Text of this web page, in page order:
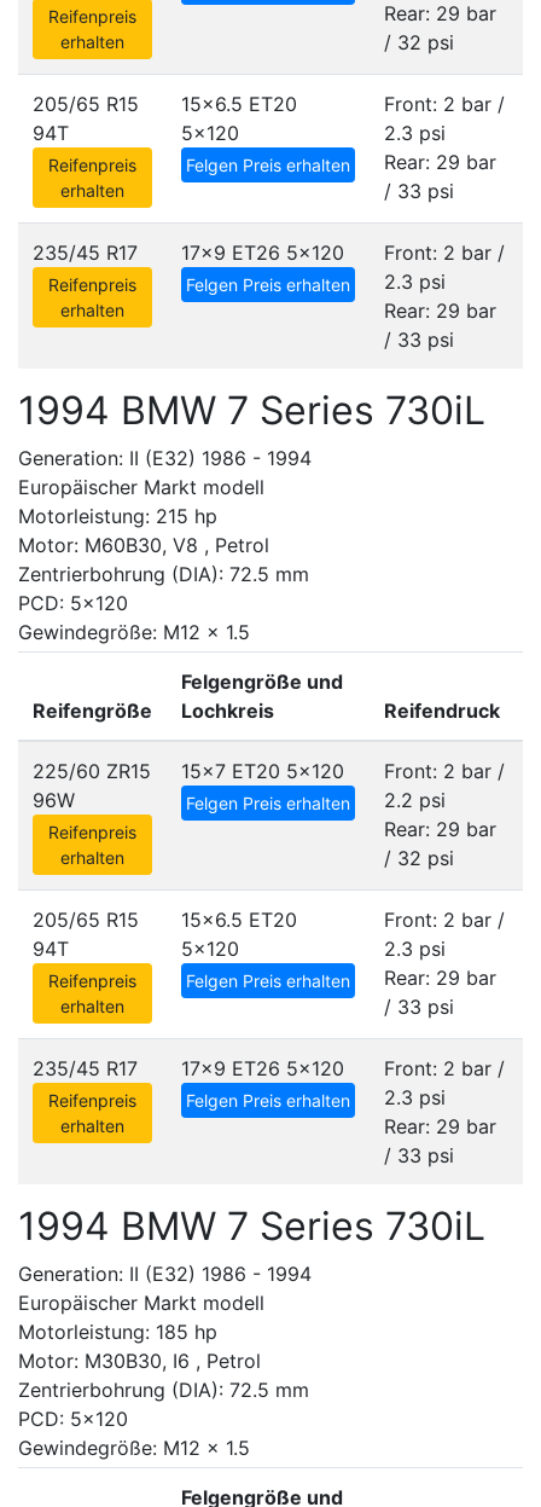
Reifenpreis
erhalten
Rear: 29 bar
/ 32 psi
205/65 R15
94T
Reifenpreis
erhalten
15x6.5 ET20
5x120
Felgen Preis erhalten
Front: 2 bar /
2.3 psi
Rear: 29 bar
/ 33 psi
235/45 R17
Reifenpreis
erhalten
17x9 ET26 5x120
Felgen Preis erhalten
Front: 2 bar /
2.3 psi
Rear: 29 bar
/ 33 psi
1994 BMW 7 Series 730iL
Generation: II (E32) 1986 - 1994
Europäischer Markt modell
Motorleistung: 215 hp
Motor: M60B30, V8 , Petrol
Zentrierbohrung (DIA): 72.5 mm
PCD: 5x120
Gewindegröße: M12 x 1.5
Reifengröße
Felgengröße und
Lochkreis
Reifendruck
225/60 ZR15
96W
Reifenpreis
erhalten
15x7 ET20 5x120
Felgen Preis erhalten
Front: 2 bar /
2.2 psi
Rear: 29 bar
/ 32 psi
205/65 R15
94T
Reifenpreis
erhalten
15x6.5 ET20
5x120
Felgen Preis erhalten
Front: 2 bar /
2.3 psi
Rear: 29 bar
/ 33 psi
235/45 R17
Reifenpreis
erhalten
17x9 ET26 5x120
Felgen Preis erhalten
Front: 2 bar /
2.3 psi
Rear: 29 bar
/ 33 psi
1994 BMW 7 Series 730iL
Generation: II (E32) 1986 - 1994
Europäischer Markt modell
Motorleistung: 185 hp
Motor: M30B30, I6 , Petrol
Zentrierbohrung (DIA): 72.5 mm
PCD: 5x120
Gewindegröße: M12 x 1.5
Felgengröße und